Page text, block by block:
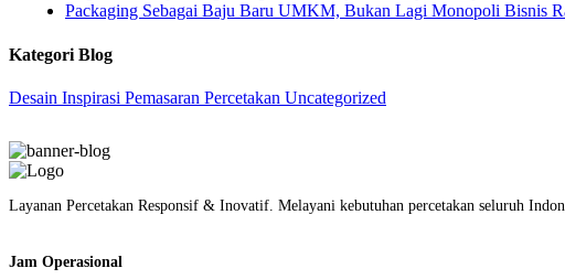
Packaging Sebagai Baju Baru UMKM, Bukan Lagi Monopoli Bisnis
Kategori Blog
Desain Inspirasi Pemasaran Percetakan Uncategorized
Layanan Percetakan Responsif & Inovatif. Melayani kebutuhan percetakan seluruh
Jam Operasional